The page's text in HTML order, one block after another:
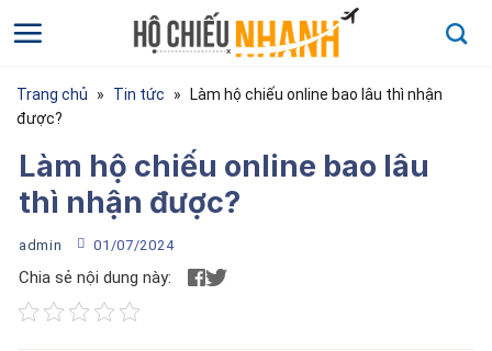
qua
dung
Trang chủ » Tin tức »
Làm hộ chiếu online bao lâu thì nhận
được?
Làm hộ chiếu online bao lâu
thì nhận được?
admin 01/07/2024
Chia sẻ nội dung này: